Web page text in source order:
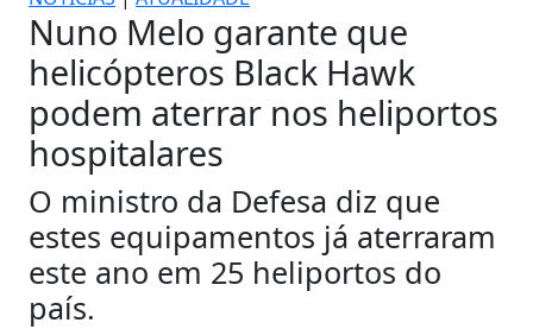
Nuno Melo garante que
helicópteros Black Hawk
podem aterrar nos heliportos
hospitalares
O ministro da Defesa diz que
estes equipamentos já aterraram
este ano em 25 heliportos do
país.